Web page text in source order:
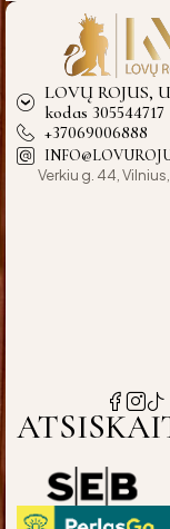
LOVŲ ROJUS,
kodas 305544717
+37069006888
Verkiu g. 44,